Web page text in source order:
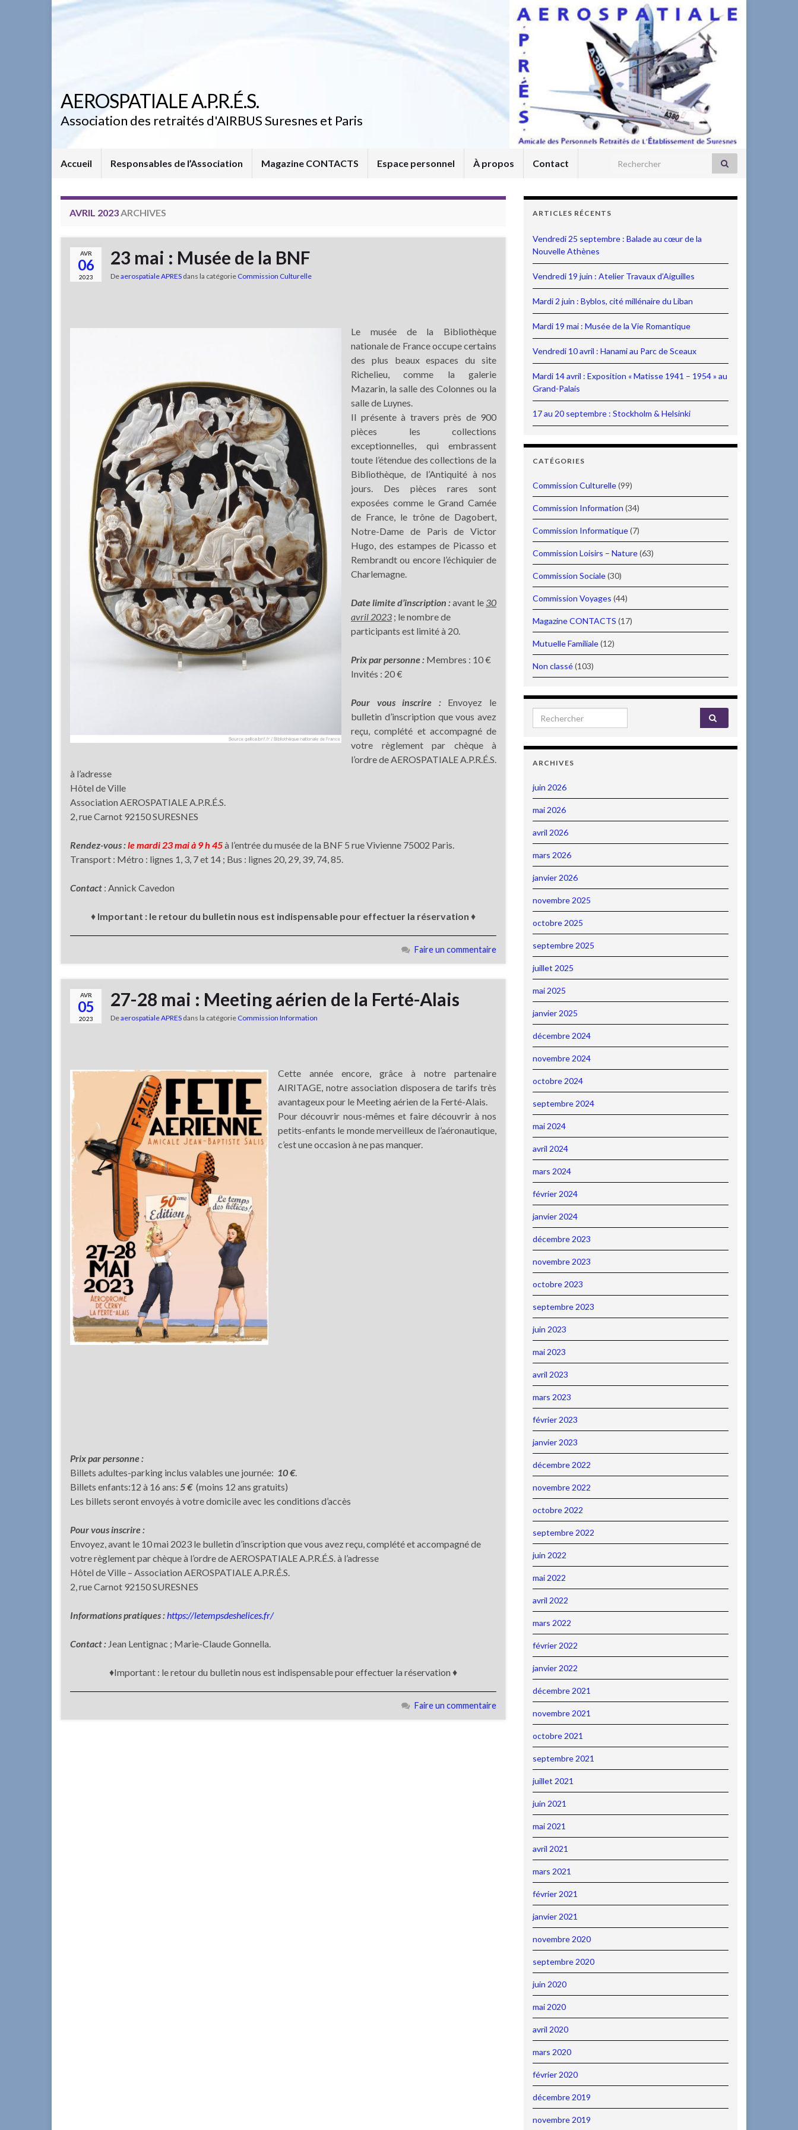
AEROSPATIALE A.P.R.É.S.
Association des retraités d'AIRBUS Suresnes et Paris
Accueil Responsables de l’Association Magazine CONTACTS Espace personnel À propos Contact Search for:
AVRIL 2023ARCHIVES
AVR
06
2023
23 mai : Musée de la BNF
Deaerospatiale APRES dans la catégorie Commission Culturelle
Le musée de la Bibliothèque
nationale de France occupe certains
des plus beaux espaces du site
Richelieu, comme la galerie
Mazarin, la salle des Colonnes ou la
salle de Luynes.
Il présente à travers près de 900
pièces les collections
exceptionnelles, qui embrassent
toute l’étendue des collections de la
Bibliothèque, de l’Antiquité à nos
jours. Des pièces rares sont
exposées comme le Grand Camée
de France, le trône de Dagobert,
Notre-Dame de Paris de Victor
Hugo, des estampes de Picasso et
Rembrandt ou encore l’échiquier de
Charlemagne.
Date limite d’inscription :avant le 30
avril 2023 ; le nombre de
participants est limité à 20.
Prix par personne : Membres : 10 €
Invités : 20 €
Pour vous inscrire :Envoyez le
bulletin d’inscription que vous avez
reçu, complété et accompagné de
votre règlement par chèque à
l’ordre de AEROSPATIALE A.P.R.É.S.
à l’adresse
Hôtel de Ville
Association AEROSPATIALE A.P.R.É.S.
2, rue Carnot 92150 SURESNES
Rendez-vous :le mardi 23 mai à 9 h 45à l’entrée du musée de la BNF 5 rue Vivienne 75002 Paris.
Transport : Métro : lignes 1, 3, 7 et 14 ; Bus : lignes 20, 29, 39, 74, 85.
Contact : Annick Cavedon
♦ Important : le retour du bulletin nous est indispensable pour effectuer la réservation ♦
Faire un commentaire
AVR
05
2023
27-28 mai : Meeting aérien de la Ferté-Alais
Deaerospatiale APRES dans la catégorie Commission Information
Cette année encore, grâce à notre partenaire
AIRITAGE, notre association disposera de tarifs très
avantageux pour le Meeting aérien de la Ferté-Alais.
Pour découvrir nous-mêmes et faire découvrir à nos
petits-enfants le monde merveilleux de l’aéronautique,
c’est une occasion à ne pas manquer.
Prix par personne :
Billets adultes-parking inclus valables une journée: 10 €.
Billets enfants:12 à 16 ans: 5 €(moins 12 ans gratuits)
Les billets seront envoyés à votre domicile avec les conditions d’accès
Pour vous inscrire :
Envoyez, avant le 10 mai 2023 le bulletin d’inscription que vous avez reçu, complété et accompagné de
votre règlement par chèque à l’ordre de AEROSPATIALE A.P.R.É.S. à l’adresse
Hôtel de Ville – Association AEROSPATIALE A.P.R.É.S.
2, rue Carnot 92150 SURESNES
Informations pratiques :https://letempsdeshelices.fr/
Contact : Jean Lentignac ; Marie-Claude Gonnella.
♦Important : le retour du bulletin nous est indispensable pour effectuer la réservation ♦
Faire un commentaire
ARTICLES RÉCENTS
Vendredi 25 septembre : Balade au cœur de la
Nouvelle Athènes
Vendredi 19 juin : Atelier Travaux d’Aiguilles
Mardi 2 juin : Byblos, cité millénaire du Liban
Mardi 19 mai : Musée de la Vie Romantique
Vendredi 10 avril : Hanami au Parc de Sceaux
Mardi 14 avril : Exposition « Matisse 1941 – 1954 » au
Grand-Palais
17 au 20 septembre : Stockholm & Helsinki
CATÉGORIES
Commission Culturelle(99)
Commission Information (34)
Commission Informatique(7)
Commission Loisirs – Nature(63)
Commission Sociale(30)
Commission Voyages (44)
Magazine CONTACTS (17)
Mutuelle Familiale(12)
Non classé(103)
Search for:
ARCHIVES
juin 2026
mai 2026
avril 2026
mars 2026
janvier 2026
novembre 2025
octobre 2025
septembre 2025
juillet 2025
mai 2025
janvier 2025
décembre 2024
novembre 2024
octobre 2024
septembre 2024
mai 2024
avril 2024
mars 2024
février 2024
janvier 2024
décembre 2023
novembre 2023
octobre 2023
septembre 2023
juin 2023
mai 2023
avril 2023
mars 2023
février 2023
janvier 2023
décembre 2022
novembre 2022
octobre 2022
septembre 2022
juin 2022
mai 2022
avril 2022
mars 2022
février 2022
janvier 2022
décembre 2021
novembre 2021
octobre 2021
septembre 2021
juillet 2021
juin 2021
mai 2021
avril 2021
mars 2021
février 2021
janvier 2021
novembre 2020
septembre 2020
juin 2020
mai 2020
avril 2020
mars 2020
février 2020
décembre 2019
novembre 2019